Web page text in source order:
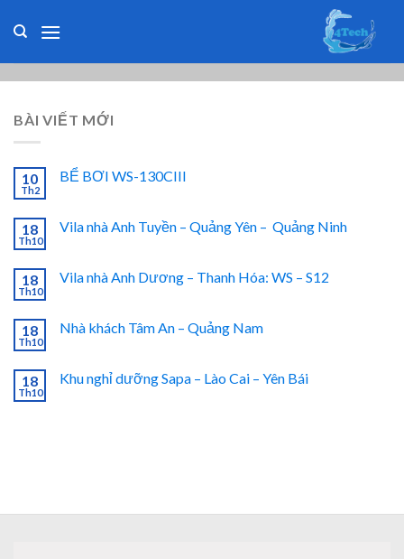
BÀI VIẾT MỚI
10
Th2
BỂ BƠI WS-130CIII
18
Th10
Vila nhà Anh Tuyền – Quảng Yên – Quảng Ninh
18
Th10
Vila nhà Anh Dương – Thanh Hóa: WS – S12
18
Th10
Nhà khách Tâm An – Quảng Nam
18
Th10
Khu nghỉ dưỡng Sapa – Lào Cai – Yên Bái